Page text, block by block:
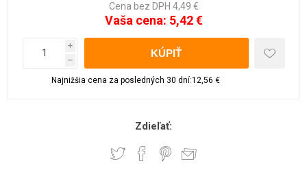
Cena bez DPH 4,49 €
Vaša cena: 5,42 €
i
h
Najnižšia cena za posledných 30 dní:12,56 €
Zdieľať: